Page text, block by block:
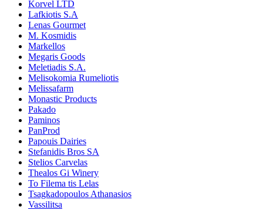
Korvel LTD
Lafkiotis S.A
Lenas Gourmet
M. Kosmidis
Markellos
Megaris Goods
Meletiadis S.A.
Melisokomia Rumeliotis
Melissafarm
Monastic Products
Pakado
Paminos
PanProd
Papouis Dairies
Stefanidis Bros SA
Stelios Carvelas
Thealos Gi Winery
To Filema tis Lelas
Tsagkadopoulos Athanasios
Vassilitsa